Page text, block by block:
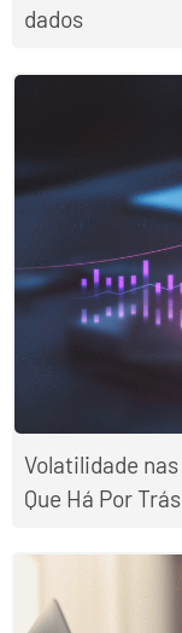
dados
Volatilidade
Que Há Por